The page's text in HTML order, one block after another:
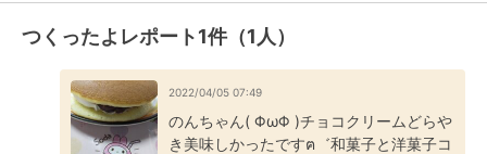
つくったよレポート1件（1人）
2022/04/05 07:49
のんちゃん( ΦωΦ )チョコクリームどらや
き美味しかったですฅ゛和菓子と洋菓子コ